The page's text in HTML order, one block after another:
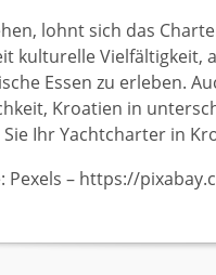
lohnt sich das
kulturelle Vielfältigkeit,
Essen zu erleben.
Kroatien in
Sie Ihr Yachtcharter in
Pexels – https://